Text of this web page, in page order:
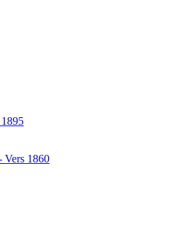
Vers 1860